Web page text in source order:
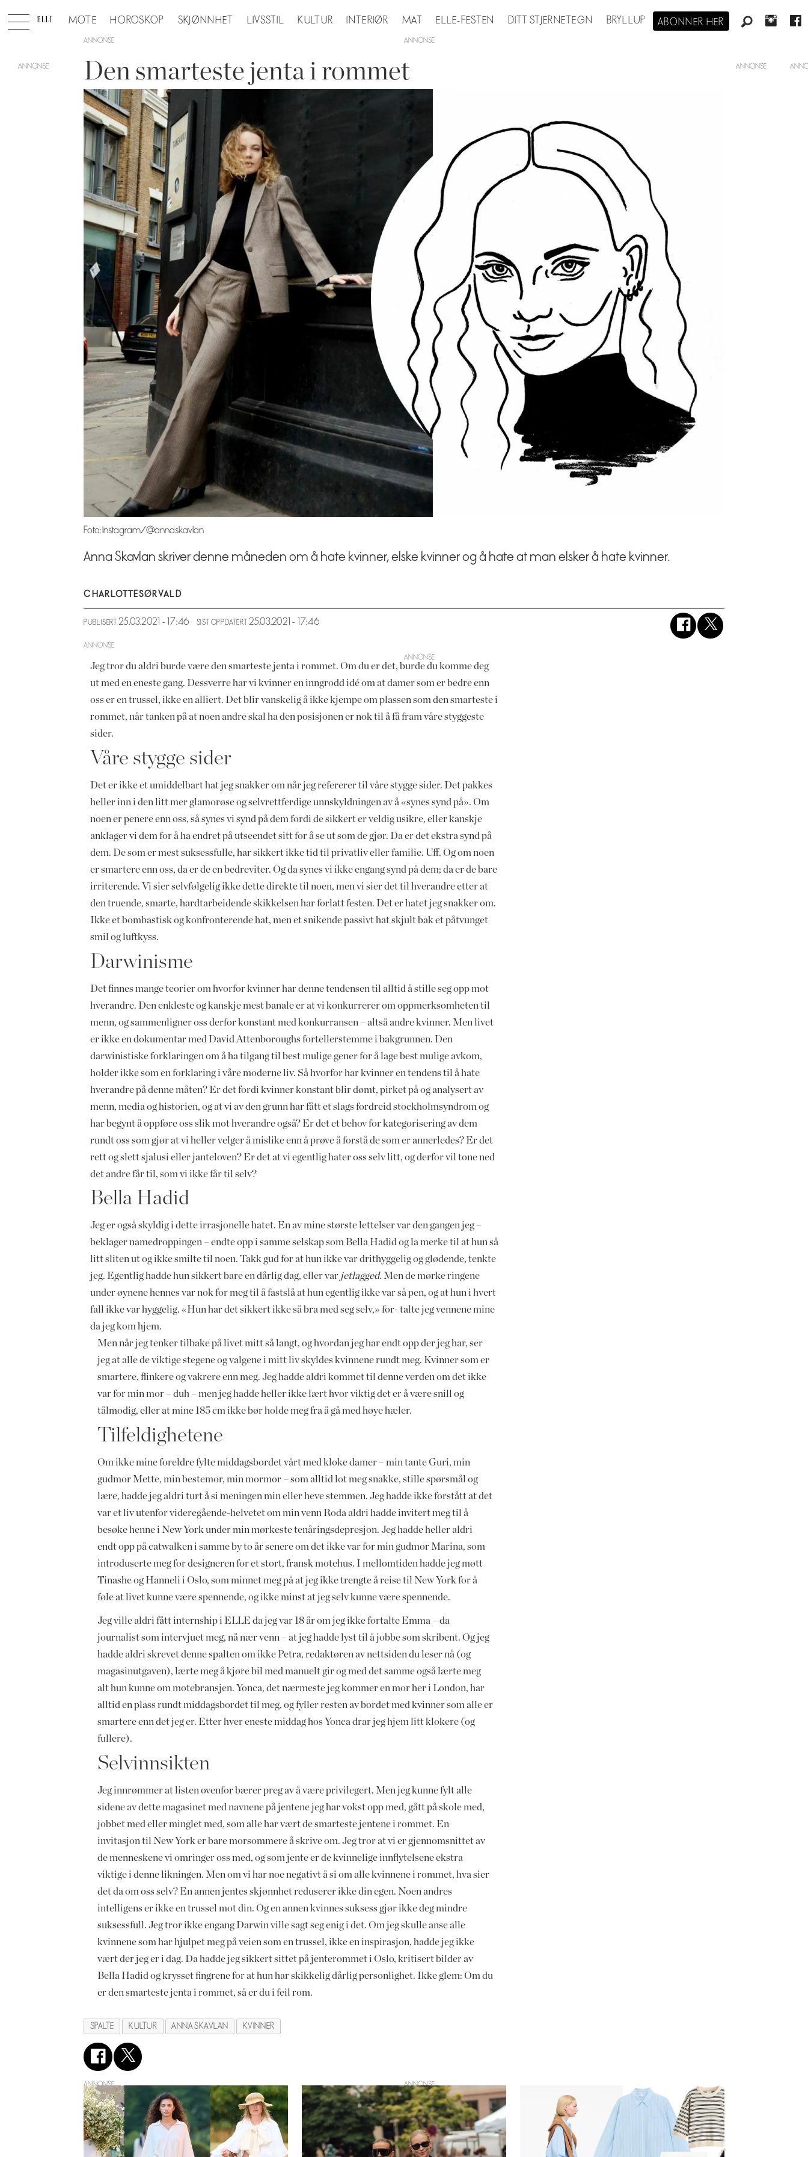
MOTE HOROSKOP SKJØNNHET LIVSSTIL KULTUR INTERIØR MAT ELLE-FESTEN DITT STJERNETEGN BRYLLUP ABONNER HER
ANNONSE
Den smarteste jenta i rommet
Foto: Instagram/@annaskavlan
Anna Skavlan skriver denne måneden om å hate kvinner, elske kvinner og å hate at man elsker å hate kvinner.
CHARLOTTESØRVALD
PUBLISERT 25.03.2021 - 17:46 SIST OPPDATERT 25.03.2021 - 17:46
ANNONSE
Jeg tror du aldri burde være den smarteste jenta i rommet. Om du er det, burde du komme deg
ut med en eneste gang. Dessverre har vi kvinner en inngrodd idé om at damer som er bedre enn
oss er en trussel, ikke en alliert. Det blir vanskelig å ikke kjempe om plassen som den smarteste i
rommet, når tanken på at noen andre skal ha den posisjonen er nok til å få fram våre styggeste
sider.
Våre stygge sider
Det er ikke et umiddelbart hat jeg snakker om når jeg refererer til våre stygge sider. Det pakkes
heller inn i den litt mer glamorøse og selvrettferdige unnskyldningen av å «synes synd på». Om
noen er penere enn oss, så synes vi synd på dem fordi de sikkert er veldig usikre, eller kanskje
anklager vi dem for å ha endret på utseendet sitt for å se ut som de gjør. Da er det ekstra synd på
dem. De som er mest suksessfulle, har sikkert ikke tid til privatliv eller familie. Uff. Og om noen
er smartere enn oss, da er de en bedreviter. Og da synes vi ikke engang synd på dem; da er de bare
irriterende. Vi sier selvfølgelig ikke dette direkte til noen, men vi sier det til hverandre etter at
den truende, smarte, hardtarbeidende skikkelsen har forlatt festen. Det er hatet jeg snakker om.
Ikke et bombastisk og konfronterende hat, men et snikende passivt hat skjult bak et påtvunget
smil og luftkyss.
Darwinisme
Det finnes mange teorier om hvorfor kvinner har denne tendensen til alltid å stille seg opp mot
hverandre. Den enkleste og kanskje mest banale er at vi konkurrerer om oppmerksomheten til
menn, og sammenligner oss derfor konstant med konkurransen – altså andre kvinner. Men livet
er ikke en dokumentar med David Attenboroughs fortellerstemme i bakgrunnen. Den
darwinistiske forklaringen om å ha tilgang til best mulige gener for å lage best mulige avkom,
holder ikke som en forklaring i våre moderne liv. Så hvorfor har kvinner en tendens til å hate
hverandre på denne måten? Er det fordi kvinner konstant blir dømt, pirket på og analysert av
menn, media og historien, og at vi av den grunn har fått et slags fordreid stockholmsyndrom og
har begynt å oppføre oss slik mot hverandre også? Er det et behov for kategorisering av dem
rundt oss som gjør at vi heller velger å mislike enn å prøve å forstå de som er annerledes? Er det
rett og slett sjalusi eller janteloven? Er det at vi egentlig hater oss selv litt, og derfor vil tone ned
det andre får til, som vi ikke får til selv?
Bella Hadid
Jeg er også skyldig i dette irrasjonelle hatet. En av mine største lettelser var den gangen jeg –
beklager namedroppingen – endte opp i samme selskap som Bella Hadid og la merke til at hun så
litt sliten ut og ikke smilte til noen. Takk gud for at hun ikke var drithyggelig og glødende, tenkte
jeg. Egentlig hadde hun sikkert bare en dårlig dag, eller var jetlagged. Men de mørke ringene
under øynene hennes var nok for meg til å fastslå at hun egentlig ikke var så pen, og at hun i hvert
fall ikke var hyggelig. «Hun har det sikkert ikke så bra med seg selv,» for- talte jeg vennene mine
da jeg kom hjem.
Men når jeg tenker tilbake på livet mitt så langt, og hvordan jeg har endt opp der jeg har, ser
jeg at alle de viktige stegene og valgene i mitt liv skyldes kvinnene rundt meg. Kvinner som er
smartere, flinkere og vakrere enn meg. Jeg hadde aldri kommet til denne verden om det ikke
var for min mor – duh – men jeg hadde heller ikke lært hvor viktig det er å være snill og
tålmodig, eller at mine 185 cm ikke bør holde meg fra å gå med høye hæler.
Tilfeldighetene
Om ikke mine foreldre fylte middagsbordet vårt med kloke damer – min tante Guri, min
gudmor Mette, min bestemor, min mormor – som alltid lot meg snakke, stille spørsmål og
lære, hadde jeg aldri turt å si meningen min eller heve stemmen. Jeg hadde ikke forstått at det
var et liv utenfor videregående-helvetet om min venn Roda aldri hadde invitert meg til å
besøke henne i New York under min mørkeste tenåringsdepresjon. Jeg hadde heller aldri
endt opp på catwalken i samme by to år senere om det ikke var for min gudmor Marina, som
introduserte meg for designeren for et stort, fransk motehus. I mellomtiden hadde jeg møtt
Tinashe og Hanneli i Oslo, som minnet meg på at jeg ikke trengte å reise til New York for å
føle at livet kunne være spennende, og ikke minst at jeg selv kunne være spennende.
Jeg ville aldri fått internship i ELLE da jeg var 18 år om jeg ikke fortalte Emma – da
journalist som intervjuet meg, nå nær venn – at jeg hadde lyst til å jobbe som skribent. Og jeg
hadde aldri skrevet denne spalten om ikke Petra, redaktøren av nettsiden du leser nå (og
magasinutgaven), lærte meg å kjøre bil med manuelt gir og med det samme også lærte meg
alt hun kunne om motebransjen. Yonca, det nærmeste jeg kommer en mor her i London, har
alltid en plass rundt middagsbordet til meg, og fyller resten av bordet med kvinner som alle er
smartere enn det jeg er. Etter hver eneste middag hos Yonca drar jeg hjem litt klokere (og
fullere).
Selvinnsikten
Jeg innrømmer at listen ovenfor bærer preg av å være privilegert. Men jeg kunne fylt alle
sidene av dette magasinet med navnene på jentene jeg har vokst opp med, gått på skole med,
jobbet med eller minglet med, som alle har vært de smarteste jentene i rommet. En
invitasjon til New York er bare morsommere å skrive om. Jeg tror at vi er gjennomsnittet av
de menneskene vi omringer oss med, og som jente er de kvinnelige innflytelsene ekstra
viktige i denne likningen. Men om vi har noe negativt å si om alle kvinnene i rommet, hva sier
det da om oss selv? En annen jentes skjønnhet reduserer ikke din egen. Noen andres
intelligens er ikke en trussel mot din. Og en annen kvinnes suksess gjør ikke deg mindre
suksessfull. Jeg tror ikke engang Darwin ville sagt seg enig i det. Om jeg skulle anse alle
kvinnene som har hjulpet meg på veien som en trussel, ikke en inspirasjon, hadde jeg ikke
vært der jeg er i dag. Da hadde jeg sikkert sittet på jenterommet i Oslo, kritisert bilder av
Bella Hadid og krysset fingrene for at hun har skikkelig dårlig personlighet. Ikke glem: Om du
er den smarteste jenta i rommet, så er du i feil rom.
SPALTE KULTUR ANNA SKAVLAN KVINNER
ANNONSE
ANNONSE